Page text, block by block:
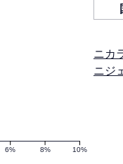
6% 8% 10%
ニカ
ニジ